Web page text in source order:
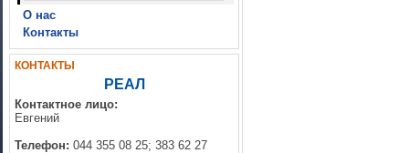
О нас
Контакты
КОНТАКТЫ
РЕАЛ
Контактное лицо:
Евгений
Телефон: 044 355 08 25; 383 62 27